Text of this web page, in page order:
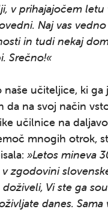
v prihajajočem letu
Naj vas vedno
in tudi nekaj
Srečno!«
učiteljice, ki ga
da na svoj način
učilnice na
mnogih otrok,
»Letos mineva
zgodovini
Vi ste ga
danes. Sama